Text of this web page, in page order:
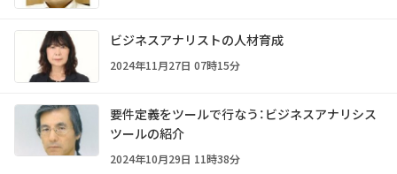
ビジネスアナリストの人材育成
2024年11月27日 07時15分
要件定義をツールで行なう：ビジネスアナリシス
ツールの紹介
2024年10月29日 11時38分